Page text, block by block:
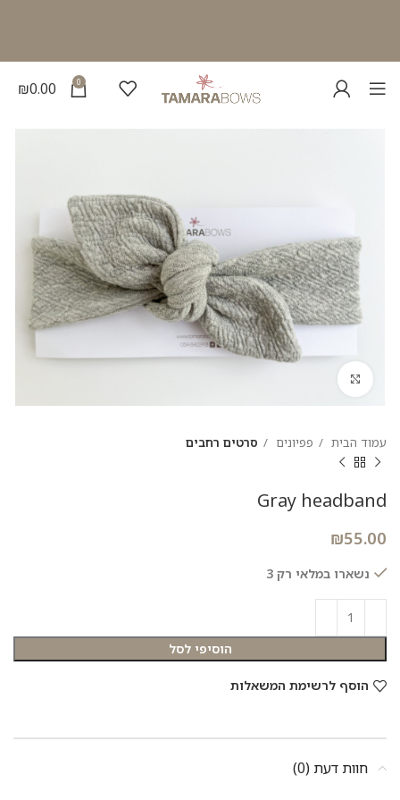
0
₪0.00
עמוד הבית פפיונים סרטים רחבים
Gray headband
₪55.00
נשארו במלאי רק 3
הוסיפי לסל
הוסף לרשימת המשאלות
חוות דעת (0)